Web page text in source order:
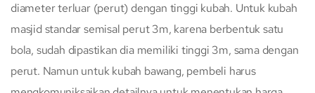
diameter terluar (perut) dengan tinggi kubah. Untuk kubah
masjid standar semisal perut 3m, karena berbentuk satu
bola, sudah dipastikan dia memiliki tinggi 3m, sama dengan
perut. Namun untuk kubah bawang, pembeli harus